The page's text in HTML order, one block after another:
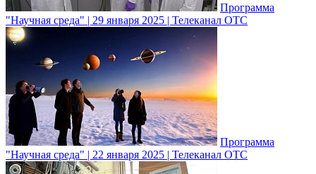
Программа
"Научная среда" | 29 января 2025 | Телеканал ОТС
Программа
"Научная среда" | 22 января 2025 | Телеканал ОТС